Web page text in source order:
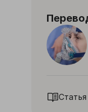
Статья